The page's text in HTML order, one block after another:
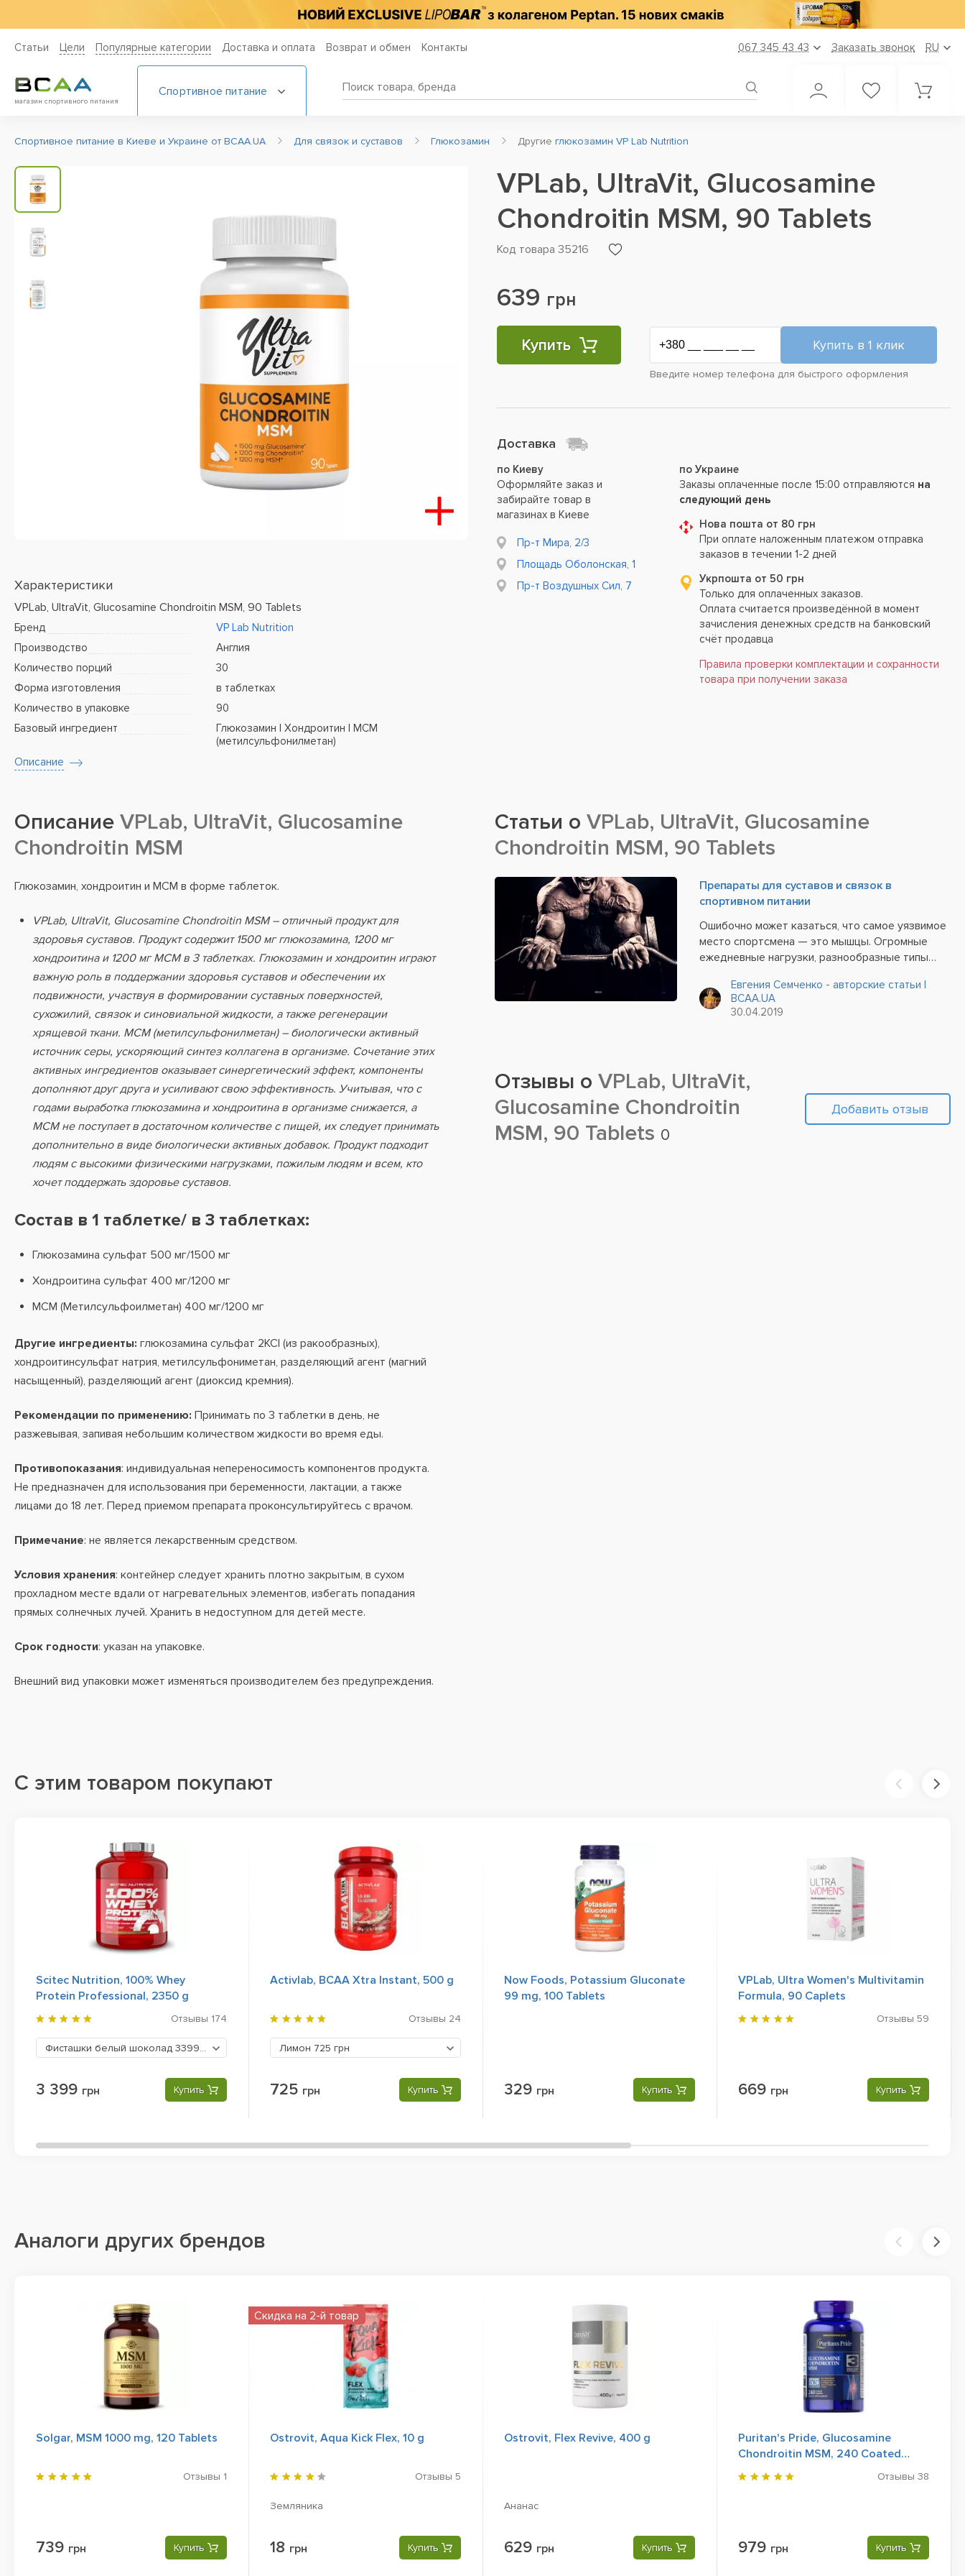
Статьи Цели Популярные категории Доставка и оплата Возврат и обмен Контакты 067 345 43 43 Заказать звонок RU
магазин спортивного питания
Спортивное питание
Спортивное питание в Киеве и Украине от BCAA.UA Для связок и суставов Глюкозамин Другие глюкозамин VP Lab Nutrition
Характеристики
VPLab, UltraVit, Glucosamine Chondroitin MSM, 90 Tablets
Бренд
VP Lab Nutrition
Производство
Англия
Количество порций
30
Форма изготовления
в таблетках
Количество в упаковке
90
Базовый ингредиент
Глюкозамин | Хондроитин | МСМ
(метилсульфонилметан)
Описание
VPLab, UltraVit, Glucosamine
Chondroitin MSM, 90 Tablets
Код товара 35216
639 грн
Купить
Введите номер телефона для быстрого оформления
Доставка
по Киеву
Оформляйте заказ и
забирайте товар в
магазинах в Киеве
Пр-т Мира, 2/3
Площадь Оболонская, 1
Пр-т Воздушных Сил, 7
по Украине
Заказы оплаченные после 15:00 отправляются на
следующий день
Нова пошта от 80 грн
При оплате наложенным платежом отправка
заказов в течении 1-2 дней
Укрпошта от 50 грн
Только для оплаченных заказов.
Оплата считается произведённой в момент
зачисления денежных средств на банковский
счёт продавца
Правила проверки комплектации и сохранности
товара при получении заказа
Описание VPLab, UltraVit, Glucosamine
Chondroitin MSM
Глюкозамин, хондроитин и МСМ в форме таблеток.
VPLab, UltraVit, Glucosamine Chondroitin MSM – отличный продукт для
здоровья суставов. Продукт содержит 1500 мг глюкозамина, 1200 мг
хондроитина и 1200 мг МСМ в 3 таблетках. Глюкозамин и хондроитин играют
важную роль в поддержании здоровья суставов и обеспечении их
подвижности, участвуя в формировании суставных поверхностей,
сухожилий, связок и синовиальной жидкости, а также регенерации
хрящевой ткани. МСМ (метилсульфонилметан) – биологически активный
источник серы, ускоряющий синтез коллагена в организме. Сочетание этих
активных ингредиентов оказывает синергетический эффект, компоненты
дополняют друг друга и усиливают свою эффективность. Учитывая, что с
годами выработка глюкозамина и хондроитина в организме снижается, а
МСМ не поступает в достаточном количестве с пищей, их следует принимать
дополнительно в виде биологически активных добавок. Продукт подходит
людям с высокими физическими нагрузками, пожилым людям и всем, кто
хочет поддержать здоровье суставов.
Состав в 1 таблетке/ в 3 таблетках:
Глюкозамина сульфат 500 мг/1500 мг
Хондроитина сульфат 400 мг/1200 мг
МСМ (Метилсульфоилметан) 400 мг/1200 мг
Другие ингредиенты: глюкозамина сульфат 2KCI (из ракообразных),
хондроитинсульфат натрия, метилсульфониметан, разделяющий агент (магний
насыщенный), разделяющий агент (диоксид кремния).
Рекомендации по применению: Принимать по 3 таблетки в день, не
разжевывая, запивая небольшим количеством жидкости во время еды.
Противопоказания: индивидуальная непереносимость компонентов продукта.
Не предназначен для использования при беременности, лактации, а также
лицами до 18 лет. Перед приемом препарата проконсультируйтесь с врачом.
Примечание: не является лекарственным средством.
Условия хранения: контейнер следует хранить плотно закрытым, в сухом
прохладном месте вдали от нагревательных элементов, избегать попадания
прямых солнечных лучей. Хранить в недоступном для детей месте.
Срок годности: указан на упаковке.
Внешний вид упаковки может изменяться производителем без предупреждения.
Статьи о VPLab, UltraVit, Glucosamine
Chondroitin MSM, 90 Tablets
Препараты для суставов и связок в
спортивном питании
Ошибочно может казаться, что самое уязвимое
место спортсмена — это мышцы. Огромные
ежедневные нагрузки, разнообразные типы
Евгения Семченко - авторские статьи |
BCAA.UA
30.04.2019
Отзывы о VPLab, UltraVit,
Glucosamine Chondroitin
MSM, 90 Tablets 0
Добавить отзыв
С этим товаром покупают
Scitec Nutrition, 100% Whey
Protein Professional, 2350 g
Отзывы 174
Фисташки белый шоколад 3399 грн
3 399 грн Купить
Activlab, BCAA Xtra Instant, 500 g
Отзывы 24
Лимон 725 грн
725 грн Купить
Now Foods, Potassium Gluconate
99 mg, 100 Tablets
329 грн Купить
VPLab, Ultra Women's Multivitamin
Formula, 90 Caplets
Отзывы 59
669 грн Купить
Аналоги других брендов
Solgar, MSM 1000 mg, 120 Tablets
Отзывы 1
739 грн Купить
Ostrovit, Aqua Kick Flex, 10 g
Отзывы 5
Земляника
18 грн Купить
Скидка на 2-й товар
Ostrovit, Flex Revive, 400 g
Ананас
629 грн Купить
Puritan's Pride, Glucosamine
Chondroitin MSM, 240 Coated
Caplets
Отзывы 38
979 грн Купить